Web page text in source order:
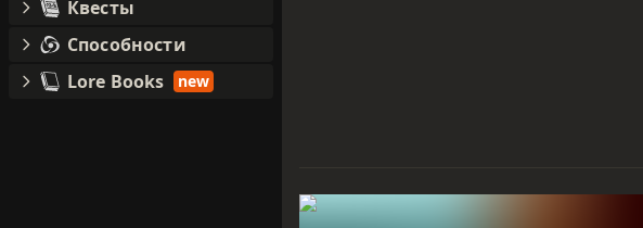
Квесты
Способности
Lore Books
new